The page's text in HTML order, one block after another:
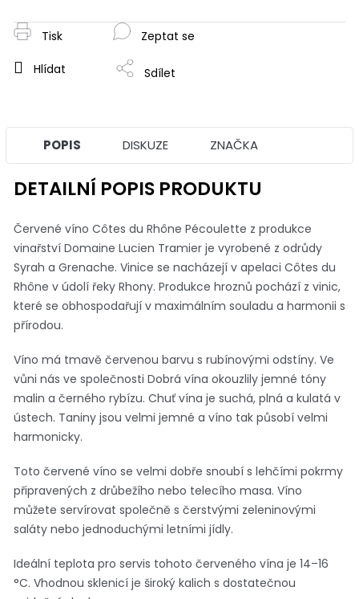
Tisk Zeptat se
Hlídat Sdílet
POPIS DISKUZE ZNAČKA
DETAILNÍ POPIS PRODUKTU
Červené víno Côtes du Rhône Pécoulette z produkce
vinařství Domaine Lucien Tramier je vyrobené z odrůdy
Syrah a Grenache. Vinice se nacházejí v apelaci Côtes du
Rhône v údolí řeky Rhony. Produkce hroznů pochází z vinic,
které se obhospodařují v maximálním souladu a harmonii s
přírodou.
Víno má tmavě červenou barvu s rubínovými odstíny. Ve
vůni nás ve společnosti Dobrá vína okouzlily jemné tóny
malin a černého rybízu. Chuť vína je suchá, plná a kulatá v
ústech. Taniny jsou velmi jemné a víno tak působí velmi
harmonicky.
Toto červené víno se velmi dobře snoubí s lehčími pokrmy
připravených z drůbežího nebo telecího masa. Víno
můžete servírovat společně s čerstvými zeleninovými
saláty nebo jednoduchými letními jídly.
Ideální teplota pro servis tohoto červeného vína je 14–16
°C. Vhodnou sklenicí je široký kalich s dostatečnou